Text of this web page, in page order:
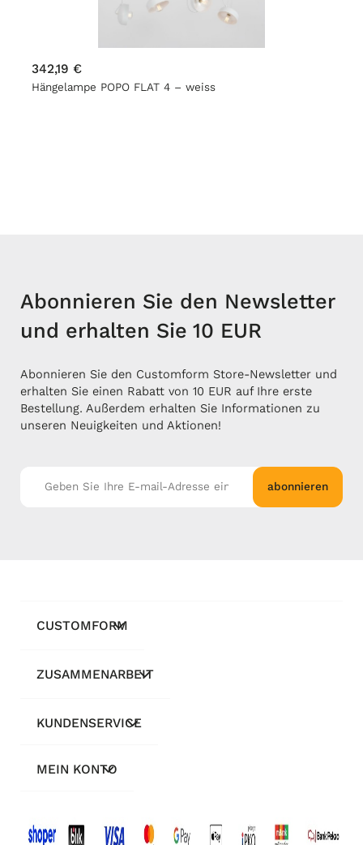
342,19 €
Hängelampe POPO FLAT 4 – weiss
Abonnieren Sie den Newsletter
und erhalten Sie 10 EUR
Abonnieren Sie den Customform Store-Newsletter und
erhalten Sie einen Rabatt von 10 EUR auf Ihre erste
Bestellung. Außerdem erhalten Sie Informationen zu
unseren Neuigkeiten und Aktionen!
abonnieren
CUSTOMFORM
ZUSAMMENARBEIT
KUNDENSERVICE
MEIN KONTO